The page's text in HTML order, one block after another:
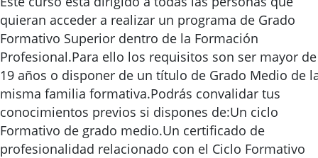
quieran acceder a realizar un programa de Grado
Formativo Superior dentro de la Formación
Profesional.Para ello los requisitos son ser mayor de
19 años o disponer de un título de Grado Medio de
misma familia formativa.Podrás convalidar tus
conocimientos previos si dispones de:Un ciclo
Formativo de grado medio.Un certificado de
profesionalidad relacionado con el Ciclo Formativo